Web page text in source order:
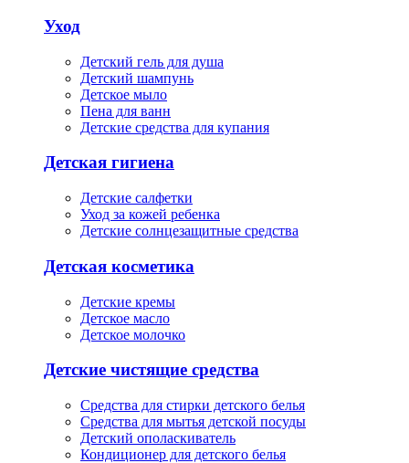
Уход
Детский гель для душа
Детский шампунь
Детское мыло
Пена для ванн
Детские средства для купания
Детская гигиена
Детские салфетки
Уход за кожей ребенка
Детские солнцезащитные средства
Детская косметика
Детские кремы
Детское масло
Детское молочко
Детские чистящие средства
Средства для стирки детского белья
Средства для мытья детской посуды
Детский ополаскиватель
Кондиционер для детского белья